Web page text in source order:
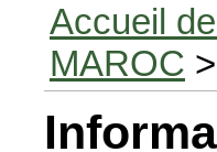
Accueil
MAROC >